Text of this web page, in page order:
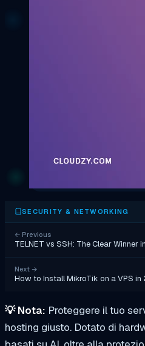
SECURITY & NETWORKING
← Previous
TELNET vs SSH: The Clear Winner
Next →
How to Install MikroTik on a VPS
💡Nota: Proteggere il tuo
hosting giusto. Dotato di